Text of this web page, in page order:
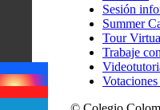
Sesión
Summer
Tour
Trabaje